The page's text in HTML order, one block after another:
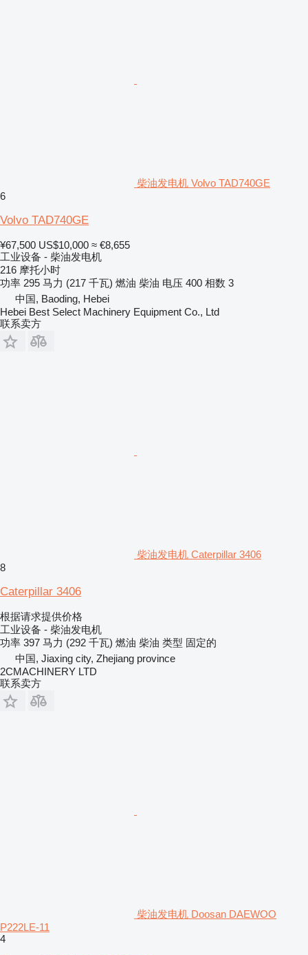
柴油发电机 Volvo TAD740GE
6
Volvo TAD740GE
¥67,500 US$10,000 ≈ €8,655
工业设备 - 柴油发电机
216 摩托小时
功率 295 马力 (217 千瓦) 燃油 柴油 电压 400 相数 3
中国, Baoding, Hebei
Hebei Best Select Machinery Equipment Co., Ltd
联系卖方
柴油发电机 Caterpillar 3406
8
Caterpillar 3406
根据请求提供价格
工业设备 - 柴油发电机
功率 397 马力 (292 千瓦) 燃油 柴油 类型 固定的
中国, Jiaxing city, Zhejiang province
2CMACHINERY LTD
联系卖方
柴油发电机 Doosan DAEWOO
P222LE-11
4